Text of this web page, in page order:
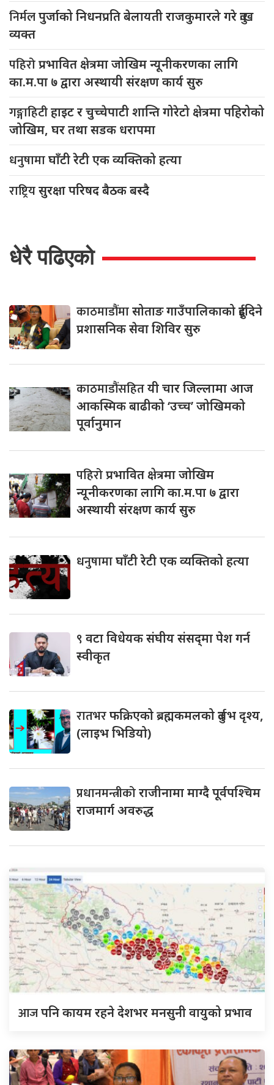
निर्मलपुर्जाको निधनप्रति बेलायती राजकुमारले गरे दुःख
व्यक्त
पहिरोप्रभावित क्षेत्रमा जोखिम न्यूनीकरणका लागि
का.म.पा ७ द्वारा अस्थायी संरक्षण कार्य सुरु
गङ्गाहिटीहाइट र चुच्चेपाटी शान्ति गोरेटो क्षेत्रमा पहिरोको
जोखिम, घर तथा सडक धरापमा
धनुषामाघाँटी रेटी एक व्यक्तिको हत्या
राष्ट्रियसुरक्षा परिषद बैठक बस्दै
धेरै पढिएको
काठमाडौंमासोताङ गाउँपालिकाको दुईदिने
प्रशासनिक सेवा शिविर सुरु
काठमाडौंसहितयी चार जिल्लामा आज
आकस्मिक बाढीको ‘उच्च’ जोखिमको
पूर्वानुमान
पहिरोप्रभावित क्षेत्रमा जोखिम
न्यूनीकरणका लागि का.म.पा ७ द्वारा
अस्थायी संरक्षण कार्य सुरु
धनुषामाघाँटी रेटी एक व्यक्तिको हत्या
९ वटा विधेयक संघीय संसद्‌मा पेश गर्न
स्वीकृत
रातभरफक्रिएको ब्रह्मकमलको दुर्लभ दृश्य,
(लाइभ भिडियो)
प्रधानमन्त्रीकोराजीनामा माग्दै पूर्वपश्चिम
राजमार्ग अवरुद्ध
आजपनि कायम रहने देशभर मनसुनी वायुको प्रभाव